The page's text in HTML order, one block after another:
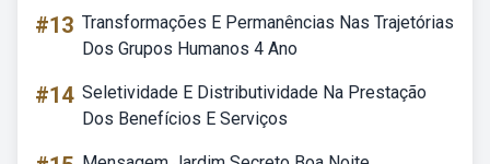
#13 Transformações E Permanências Nas Trajetórias
Dos Grupos Humanos 4 Ano
#14 Seletividade E Distributividade Na Prestação
Dos Benefícios E Serviços